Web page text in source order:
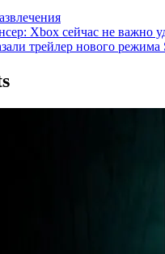
Xbox сейчас не важно
трейлер нового режима